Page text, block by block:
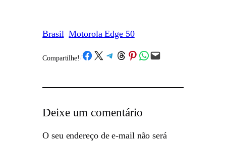
Brasil Motorola Edge 50
Compartilhe! /Share on Facebook
Share on X Share on Telegram
Share on Threads
Share on Pinterest
Share on WhatsApp
Email this Page
Deixe um comentário
O seu endereço de e-mail não será